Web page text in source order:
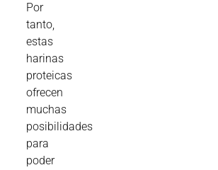
Por
tanto,
estas
harinas
proteicas
ofrecen
muchas
posibilidades
para
poder